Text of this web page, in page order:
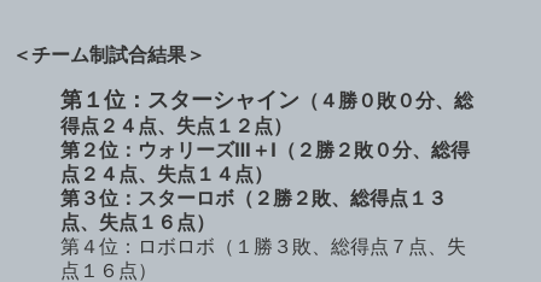
＜チーム制試合結果＞
第１位：スターシャイン （４勝０敗０分、総
得点２４点、失点１２点）
第２位：ウォリーズⅢ＋Ⅰ（２勝２敗０分、総得
点２４点、失点１４点）
第３位：スターロボ（２勝２敗、総得点１３
点、失点１６点）
第４位：ロボロボ（１勝３敗、総得点７点、失
点１６点）